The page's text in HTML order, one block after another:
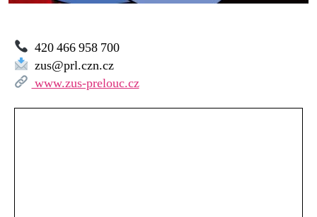
420 466 958 700
zus@prl.czn.cz
www.zus-prelouc.cz